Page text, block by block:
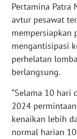
Pertamina Patra
avtur pesawat
mempersiapkan
mengantisipasi
perhelatan
berlangsung.
“Selama 10 hari
2024
kenaikan lebih
normal harian
WN
SULBAR
BABEL
WN
SUMBAR
WN
SUMSEL